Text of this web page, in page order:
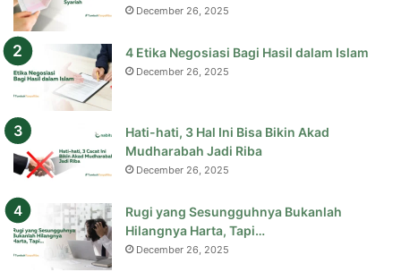
December 26, 2025
4 Etika Negosiasi Bagi Hasil dalam Islam
December 26, 2025
Hati-hati, 3 Hal Ini Bisa Bikin Akad
Mudharabah Jadi Riba
December 26, 2025
Rugi yang Sesungguhnya Bukanlah
Hilangnya Harta, Tapi…
December 26, 2025